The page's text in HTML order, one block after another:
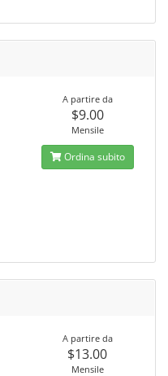
A partire da
$9.00
Mensile
Ordina subito
A partire da
$13.00
Mensile